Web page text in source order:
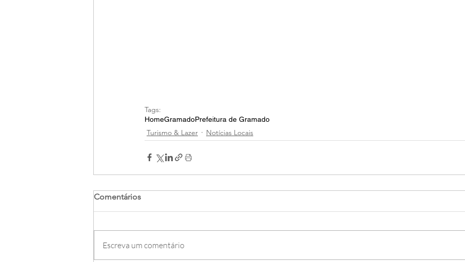
Tags:
HomeGramadoPrefeitura de Gramado
Turismo & Lazer Notícias Locais
Comentários
Escreva um comentário